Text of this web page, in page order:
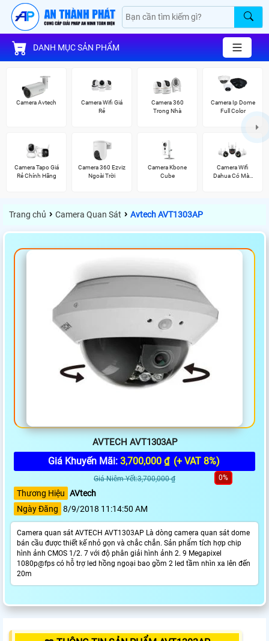
DANH MỤC SẢN PHẨM
Camera Avtech
Camera Wifi Giá
Rẻ
Camera 360
Trong Nhà
Camera Ip Dome
Full Color
Camera Tapo Giá
Rẻ Chính Hãng
Camera 360 Ezviz
Ngoài Trời
Camera Kbone
Cube
Camera Wifi
Dahua Có Màu
Trang chủ › Camera Quan Sát › Avtech AVT1303AP
AVTECH AVT1303AP
Giá Khuyến Mãi: 3,700,000 ₫ (+ VAT 8%)
Giá Niêm Yết:3,700,000 ₫ 0%
Thương Hiệu AVtech
Ngày Đăng 8/9/2018 11:14:50 AM
Camera quan sát AVTECH AVT1303AP Là dòng camera quan sát dome
bán cầu được thiết kế nhỏ gọn và chắc chắn. Sản phẩm tích hợp chip
hình ảnh CMOS 1/2. 7 với độ phân giải hình ảnh 2. 9 Megapixel
1080p@fps có hỗ trợ led hồng ngoại bao gồm 2 led tầm nhìn xa lên đến
20m